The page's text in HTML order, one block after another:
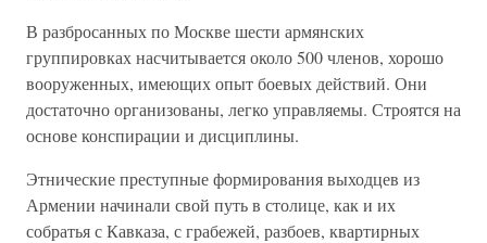
В разбросанных по Москве шести армянских
группировках насчитывается около 500 членов, хорошо
вооруженных, имеющих опыт боевых действий. Они
достаточно организованы, легко управляемы. Строятся на
основе конспирации и дисциплины.
Этнические преступные формирования выходцев из
Армении начинали свой путь в столице, как и их
собратья с Кавказа, с грабежей, разбоев, квартирных